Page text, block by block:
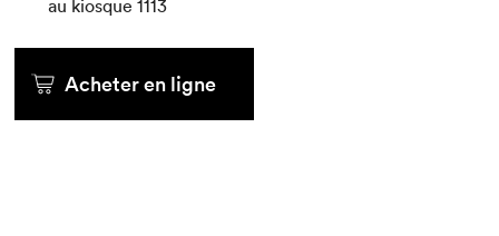
au kiosque 1113
Acheter en ligne